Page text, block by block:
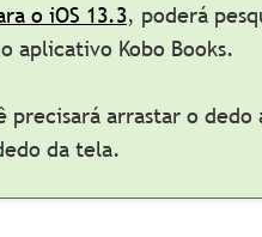
o iOS 13.3, poderá
aplicativo Kobo Books.
arrastar o dedo
da tela.